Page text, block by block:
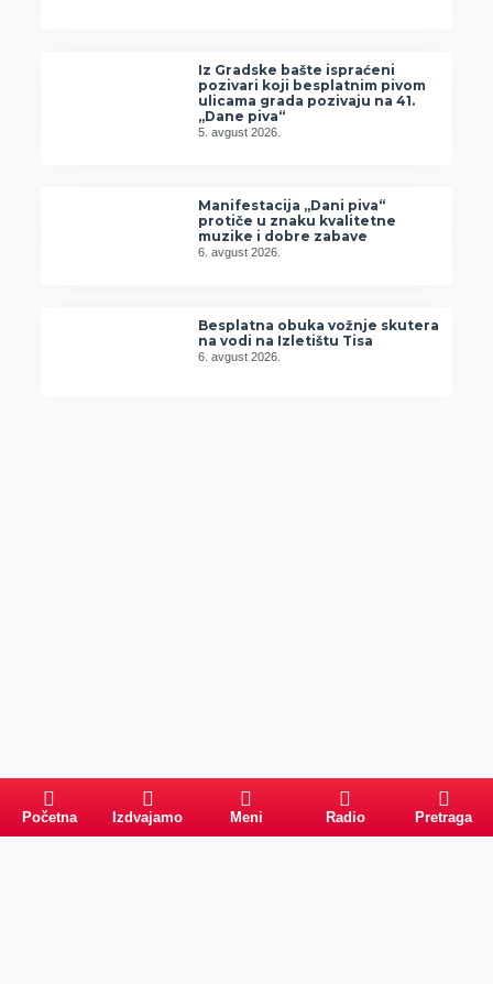
Iz Gradske bašte ispraćeni
pozivari koji besplatnim pivom
ulicama grada pozivaju na 41.
„Dane piva“
5. avgust 2026.
Manifestacija „Dani piva“
protiče u znaku kvalitetne
muzike i dobre zabave
6. avgust 2026.
Besplatna obuka vožnje skutera
na vodi na Izletištu Tisa
6. avgust 2026.
Početna Izdvajamo Meni Radio Pretraga